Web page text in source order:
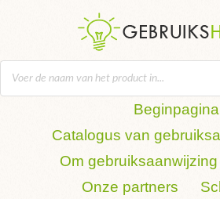
Beginpagina
Catalogus van
Om
Onze partners